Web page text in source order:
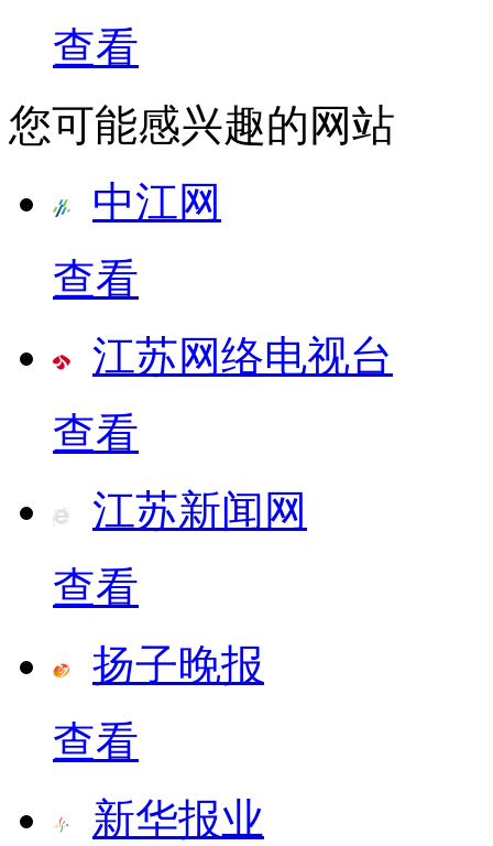
查看
您可能感兴趣的网站
中江网
查看
江苏网络电视台
查看
江苏新闻网
查看
扬子晚报
查看
新华报业